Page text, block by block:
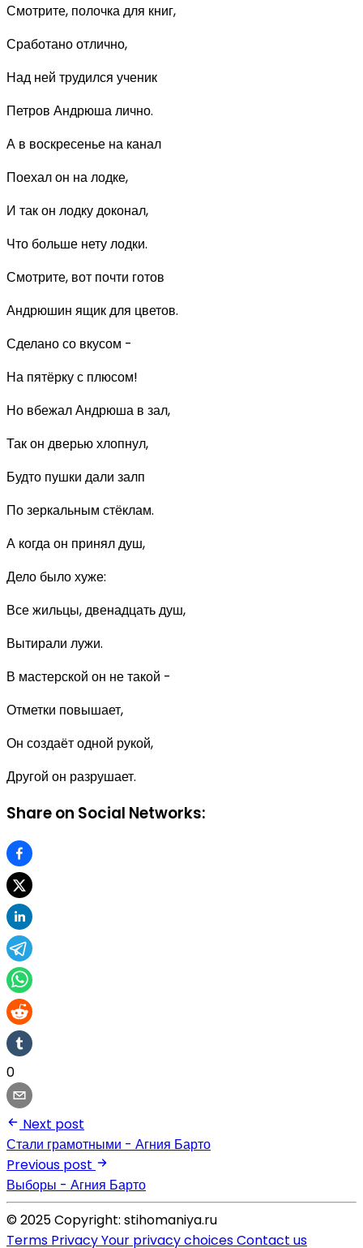
Смотрите, полочка для книг,
Сработано отлично,
Над ней трудился ученик
Петров Андрюша лично.
А в воскресенье на канал
Поехал он на лодке,
И так он лодку доконал,
Что больше нету лодки.
Смотрите, вот почти готов
Андрюшин ящик для цветов.
Сделано со вкусом -
На пятёрку с плюсом!
Но вбежал Андрюша в зал,
Так он дверью хлопнул,
Будто пушки дали залп
По зеркальным стёклам.
А когда он принял душ,
Дело было хуже:
Все жильцы, двенадцать душ,
Вытирали лужи.
В мастерской он не такой -
Отметки повышает,
Он создаёт одной рукой,
Другой он разрушает.
Share on Social Networks:
0
Next post
Стали грамотными - Агния Барто
Previous post
Выборы - Агния Барто
© 2025 Copyright: stihomaniya.ru
Terms PrivacyYour privacy choicesContact us